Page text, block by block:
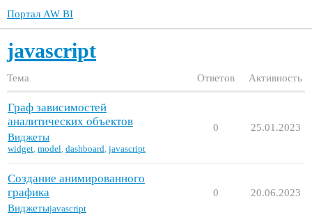
Портал AW BI
javascript
Тема Ответов Активность
Граф зависимостей
аналитических объектов
Виджеты
widget, model, dashboard, javascript
0 25.01.2023
Создание анимированного
графика
Виджетыjavascript
0 20.06.2023